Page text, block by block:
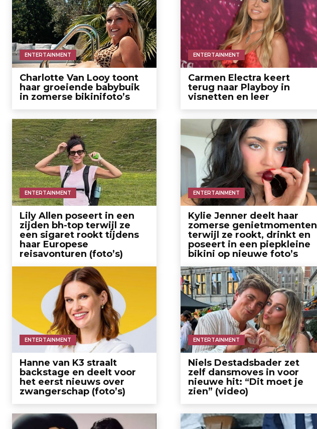
ENTERTAINMENT
Charlotte Van Looy toont
haar groeiende babybuik
in zomerse bikinifoto’s
ENTERTAINMENT
Carmen Electra keert
terug naar Playboy in
visnetten en leer
ENTERTAINMENT
Lily Allen poseert in een
zijden bh-top terwijl ze
een sigaret rookt tijdens
haar Europese
reisavonturen (foto’s)
ENTERTAINMENT
Kylie Jenner deelt haar
zomerse genietmomenten
terwijl ze rookt, drinkt en
poseert in een piepkleine
bikini op nieuwe foto’s
ENTERTAINMENT
Hanne van K3 straalt
backstage en deelt voor
het eerst nieuws over
zwangerschap (foto’s)
ENTERTAINMENT
Niels Destadsbader zet
zelf dansmoves in voor
nieuwe hit: “Dit moet je
zien” (video)